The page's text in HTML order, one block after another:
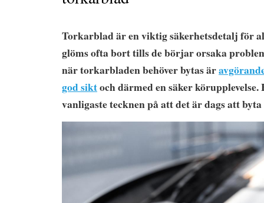
Torkarblad är en viktig säkerhetsdetalj för
glöms ofta bort tills de börjar orsaka
när torkarbladen behöver bytas är
god siktoch därmed en säker
vanligaste tecknen på att det är dags att